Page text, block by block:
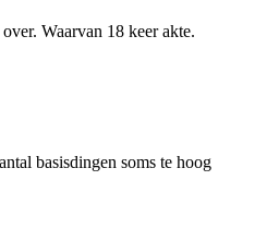
Waarvan 18 keer akte.
basisdingen soms te hoog